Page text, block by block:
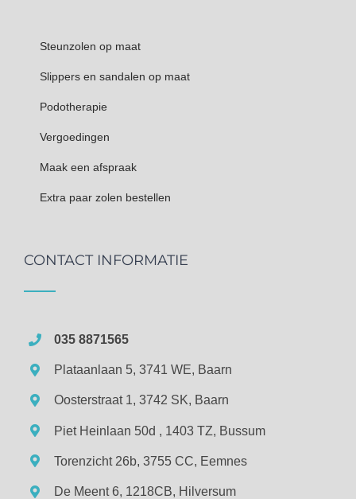
Steunzolen op maat
Slippers en sandalen op maat
Podotherapie
Vergoedingen
Maak een afspraak
Extra paar zolen bestellen
CONTACT INFORMATIE
035 8871565
Plataanlaan 5, 3741 WE, Baarn
Oosterstraat 1, 3742 SK, Baarn
Piet Heinlaan 50d , 1403 TZ, Bussum
Torenzicht 26b, 3755 CC, Eemnes
De Meent 6, 1218CB, Hilversum